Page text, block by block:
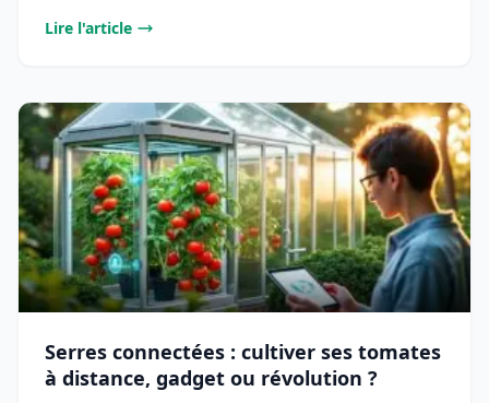
Lire l'article
Serres connectées : cultiver ses tomates
à distance, gadget ou révolution ?